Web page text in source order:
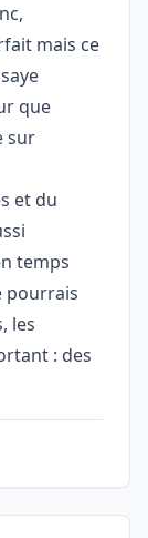
mais ce
que
sur
et du
temps
pourrais
les
: des